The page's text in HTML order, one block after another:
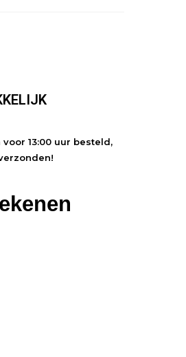
13:00 uur besteld,